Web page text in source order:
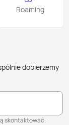
Roaming
dobierzemy
skontaktować.